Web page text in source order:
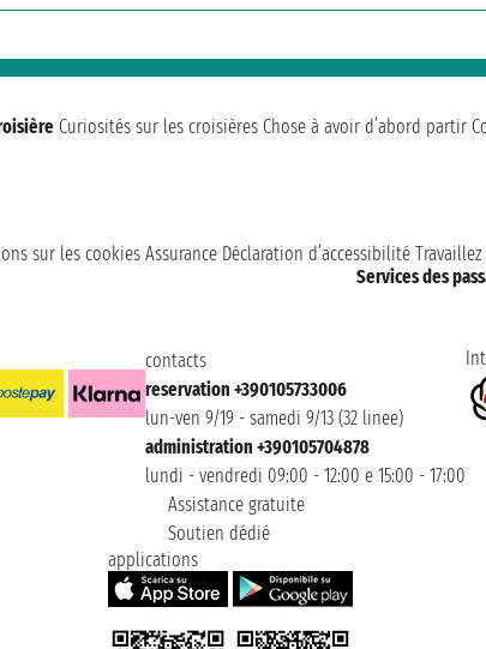
Curiosités sur les croisières Chose à avoir d’abord partir
sur les cookies Assurance Déclaration d’accessibilité
Services des
contacts
reservation +390105733006
lun-ven 9/19 - samedi 9/13 (32 linee)
administration +390105704878
lundi - vendredi 09:00 - 12:00 e 15:00 - 17:00
Assistance gratuite
Soutien dédié
applications